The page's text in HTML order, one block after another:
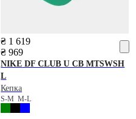
₴ 1 619
₴ 969
NIKE DF CLUB U CB MTSWSH
L
Кепка
S-MM-L